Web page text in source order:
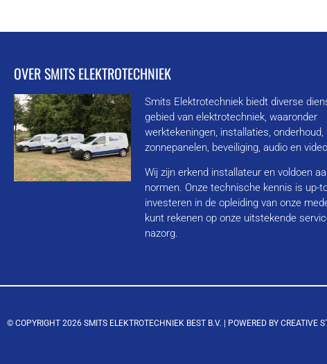
OVER SMITS ELEKTROTECHNIEK
Smits Elektrotechniek biedt diverse
gebied van elektrotechniek, waaronder
werktekeningen, installaties, onderhoud,
zonnepanelen, beveiliging, audio en video.
Wij zijn erkend installateur en voldoen
normen. Onze technische kennis is up-
investeren in de opleiding van onze
kunt rekenen op onze uitstekende
nazorg.
© COPYRIGHT 2026 SMITS ELEKTROTECHNIEK BEST B.V. | POWERED BY CREATIVE